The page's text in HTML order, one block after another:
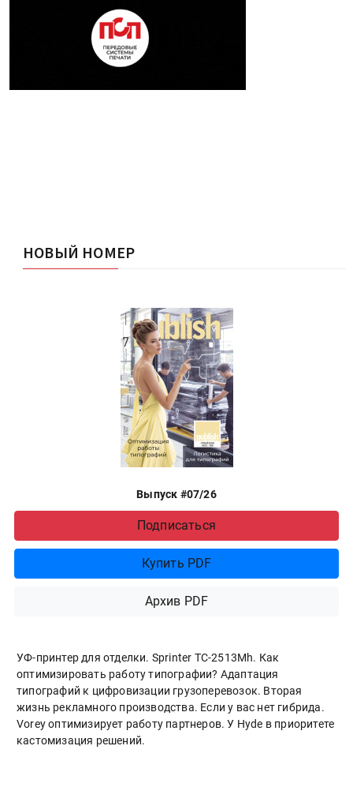
НОВЫЙ НОМЕР
Выпуск #07/26
Подписаться
Купить PDF
Архив PDF
УФ-принтер для отделки. Sprinter ТС-2513Mh. Как
оптимизировать работу типографии? Адаптация
типографий к цифровизации грузоперевозок. Вторая
жизнь рекламного производства. Если у вас нет гибрида.
Vorey оптимизирует работу партнеров. У Hyde в приоритете
кастомизация решений.